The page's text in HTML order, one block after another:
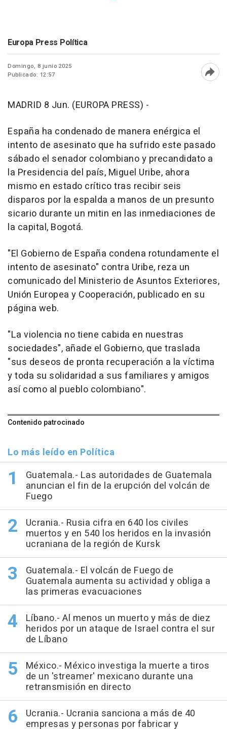
Europa Press Política
Domingo, 8 junio 2025
Publicado: 12:57
MADRID 8 Jun. (EUROPA PRESS) -
España ha condenado de manera enérgica el
intento de asesinato que ha sufrido este pasado
sábado el senador colombiano y precandidato a
la Presidencia del país, Miguel Uribe, ahora
mismo en estado crítico tras recibir seis
disparos por la espalda a manos de un presunto
sicario durante un mitin en las inmediaciones de
la capital, Bogotá.
"El Gobierno de España condena rotundamente el
intento de asesinato" contra Uribe, reza un
comunicado del Ministerio de Asuntos Exteriores,
Unión Europea y Cooperación, publicado en su
página web.
"La violencia no tiene cabida en nuestras
sociedades", añade el Gobierno, que traslada
"sus deseos de pronta recuperación a la víctima
y toda su solidaridad a sus familiares y amigos
así como al pueblo colombiano".
Contenido patrocinado
Lo más leído en Política
Guatemala.- Las autoridades de Guatemala
anuncian el fin de la erupción del volcán de
Fuego
Ucrania.- Rusia cifra en 640 los civiles
muertos y en 540 los heridos en la invasión
ucraniana de la región de Kursk
Guatemala.- El volcán de Fuego de
Guatemala aumenta su actividad y obliga a
las primeras evacuaciones
Líbano.- Al menos un muerto y más de diez
heridos por un ataque de Israel contra el sur
de Líbano
México.- México investiga la muerte a tiros
de un 'streamer' mexicano durante una
retransmisión en directo
Ucrania.- Ucrania sanciona a más de 40
empresas y personas por fabricar y